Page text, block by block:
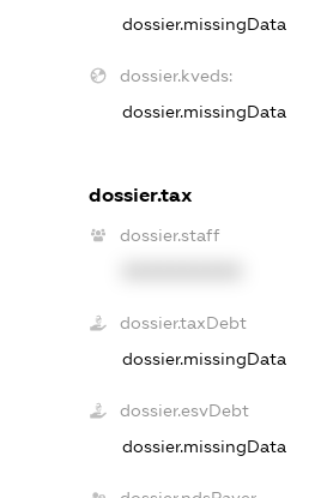
dossier.missingData
dossier.kveds:
dossier.missingData
dossier.tax
dossier.staff
dossier.taxDebt
dossier.missingData
dossier.esvDebt
dossier.missingData